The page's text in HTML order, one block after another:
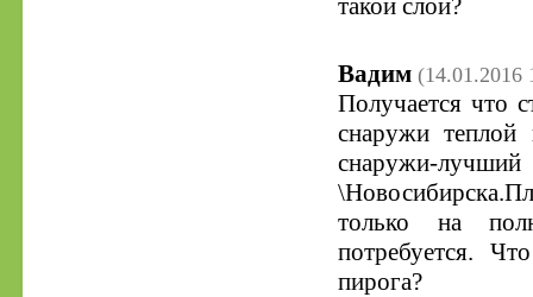
такой слой?
Вадим (14.01.2016
Получается что
снаружи теплой
снаружи-
только на
потребуется.
пирога?